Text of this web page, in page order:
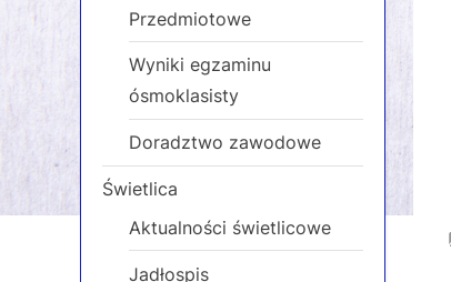
Przedmiotowe
Wyniki egzaminu
ósmoklasisty
Doradztwo zawodowe
Świetlica
Aktualności świetlicowe
Jadłospis